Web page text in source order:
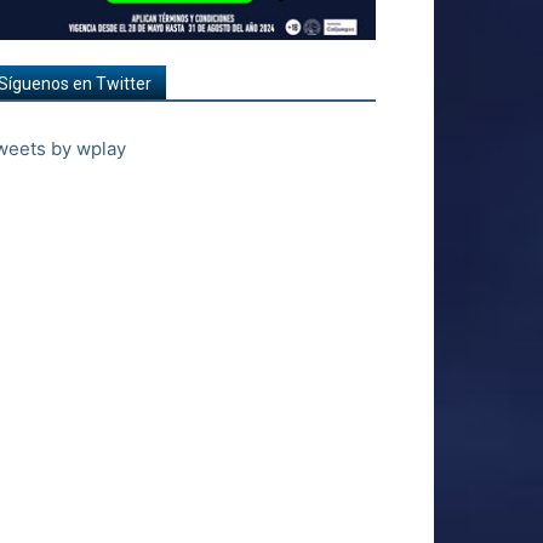
en Twitter
by wplay